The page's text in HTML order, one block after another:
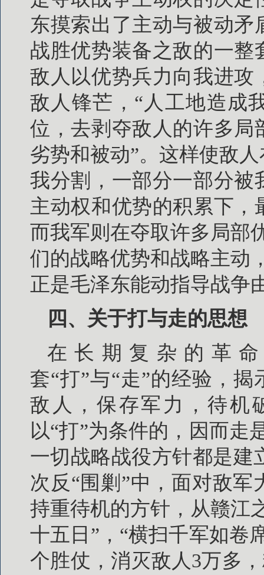
东摸索出了主动与被动
战胜优势装备之敌的一
敌人以优势兵力向我进攻
敌人锋芒，“人工地造成
位，去剥夺敌人的许多局
劣势和被动”。这样使敌
我分割，一部分一部分被
主动权和优势的积累下
而我军则在夺取许多局部
们的战略优势和战略主动
正是毛泽东能动指导战争
四、关于打与走的思想
在长期复杂的革
套“打”与“走”的经验，
敌人，保存军力，待机
以“打”为条件的，因而走
一切战略战役方针都是建
次反“围剿”中，面对敌
持重待机的方针，从赣江
十五日”，“横扫千军如卷
个胜仗，消灭敌人3万多